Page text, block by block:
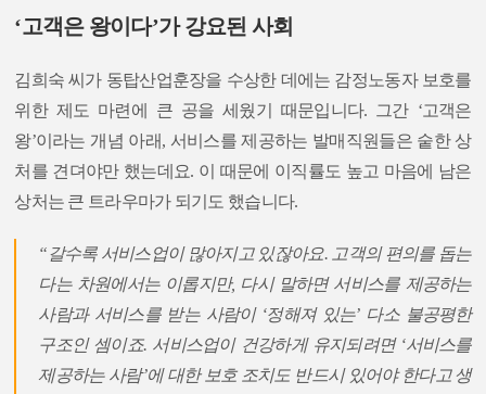
‘고객은 왕이다’가 강요된 사회
김희숙 씨가 동탑산업훈장을 수상한 데에는 감정노동자 보호를
위한 제도 마련에 큰 공을 세웠기 때문입니다. 그간 ‘고객은
왕’이라는 개념 아래, 서비스를 제공하는 발매직원들은 숱한 상
처를 견뎌야만 했는데요. 이 때문에 이직률도 높고 마음에 남은
상처는 큰 트라우마가 되기도 했습니다.
“갈수록 서비스업이 많아지고 있잖아요. 고객의 편의를 돕는
다는 차원에서는 이롭지만, 다시 말하면 서비스를 제공하는
사람과 서비스를 받는 사람이 ‘정해져 있는’ 다소 불공평한
구조인 셈이죠. 서비스업이 건강하게 유지되려면 ‘서비스를
제공하는 사람’에 대한 보호 조치도 반드시 있어야 한다고 생